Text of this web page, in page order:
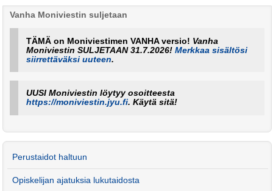
Vanha Moniviestin suljetaan
TÄMÄ on Moniviestimen VANHA versio! Vanha
Moniviestin SULJETAAN 31.7.2026!Merkkaa sisältösi
siirrettäväksi uuteen.
UUSI Moniviestin löytyy osoitteesta
https://moniviestin.jyu.fi. Käytä sitä!
Perustaidot haltuun
Opiskelijan ajatuksia lukutaidosta